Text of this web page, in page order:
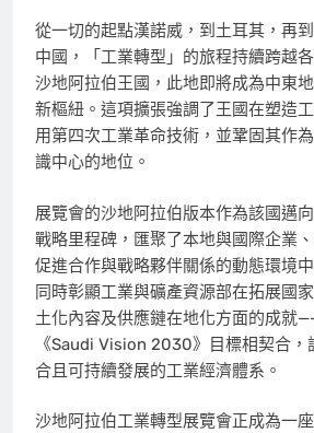
從一切的起點漢諾威，到土耳其，再
中國，「工業轉型」的旅程持續跨越
沙地阿拉伯王國，此地即將成為中東
新樞紐。這項擴張強調了王國在塑造
用第四次工業革命技術，並鞏固其作
識中心的地位。
展覽會的沙地阿拉伯版本作為該國邁
戰略里程碑，匯聚了本地與國際企業
促進合作與戰略夥伴關係的動態環境
同時彰顯工業與礦產資源部在拓展國
土化內容及供應鏈在地化方面的成就
《Saudi Vision 2030》目標相契合，
合且可持續發展的工業經濟體系。
沙地阿拉伯工業轉型展覽會正成為一